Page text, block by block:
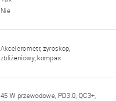
Nie
Akcelerometr, żyroskop,
zbliżeniowy, kompas
45 W przewodowe, PD3.0, QC3+,